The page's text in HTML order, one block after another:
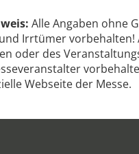
Alle Angaben ohne
Irrtümer vorbehalten!
oder des
Webseite der Messe.